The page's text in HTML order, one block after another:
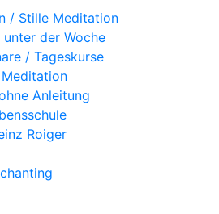
/ Stille Meditation
der Woche
/ Tageskurse
Anleitung
Roiger